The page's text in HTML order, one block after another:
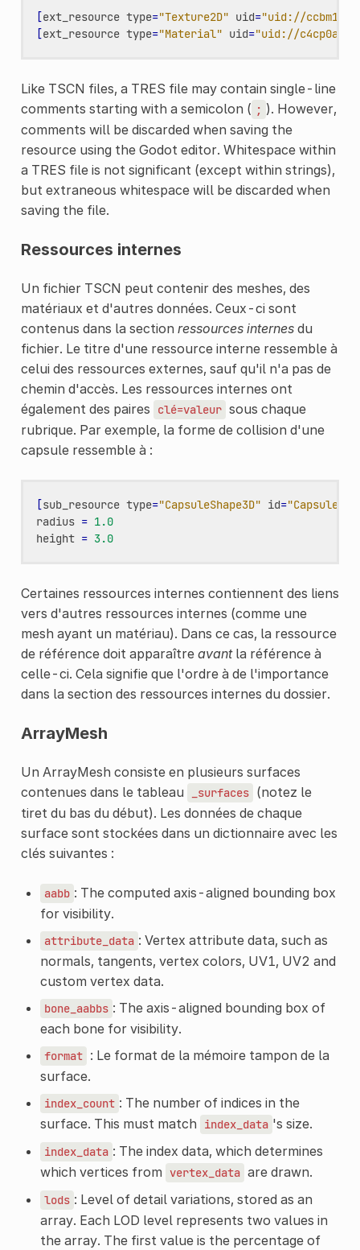
[ext_resource type="Texture2D" uid="uid://
[ext_resource type="Material" uid="uid://
Like TSCN files, a TRES file may contain single-line
comments starting with a semicolon ( ; ). However,
comments will be discarded when saving the
resource using the Godot editor. Whitespace within
a TRES file is not significant (except within strings),
but extraneous whitespace will be discarded when
saving the file.
Ressources internes
Un fichier TSCN peut contenir des meshes, des
matériaux et d'autres données. Ceux-ci sont
contenus dans la section ressources internesdu
fichier. Le titre d'une ressource interne ressemble à
celui des ressources externes, sauf qu'il n'a pas de
chemin d'accès. Les ressources internes ont
également des paires
clé=valeur sous chaque
rubrique. Par exemple, la forme de collision d'une
capsule ressemble à :
[sub_resource type="CapsuleShape3D" id=
radius = 1.0
height = 3.0
Certaines ressources internes contiennent des liens
vers d'autres ressources internes (comme une
mesh ayant un matériau). Dans ce cas, la ressource
de référence doit apparaître avantla référence à
celle-ci. Cela signifie que l'ordre à de l'importance
dans la section des ressources internes du dossier.
ArrayMesh
Un ArrayMesh consiste en plusieurs surfaces
contenues dans le tableau
_surfaces (notez le
tiret du bas du début). Les données de chaque
surface sont stockées dans un dictionnaire avec les
clés suivantes :
aabb : The computed axis-aligned bounding box
for visibility.
attribute_data : Vertex attribute data, such as
normals, tangents, vertex colors, UV1, UV2 and
custom vertex data.
bone_aabbs : The axis-aligned bounding box of
each bone for visibility.
format : Le format de la mémoire tampon de la
surface.
index_count : The number of indices in the
surface. This must match
index_data 's size.
index_data : The index data, which determines
which vertices from vertex_data are drawn.
lods : Level of detail variations, stored as an
array. Each LOD level represents two values in
the array. The first value is the percentage of